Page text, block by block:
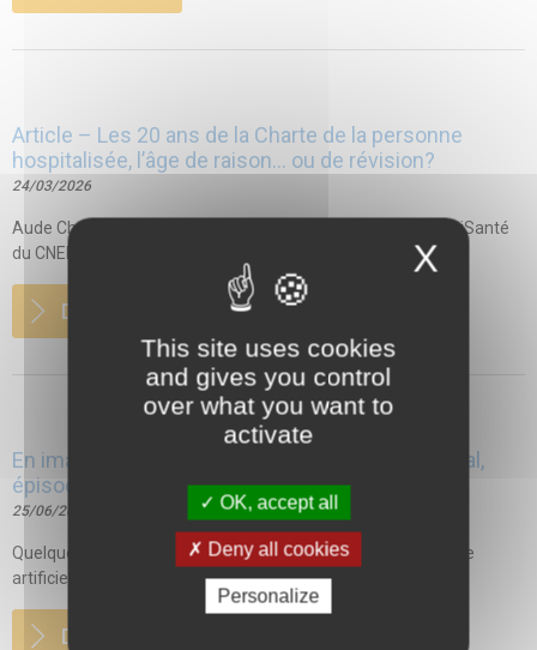
Article – Les 20 ans de la Charte de la personne
hospitalisée, l’âge de raison… ou de révision?
24/03/2026
Aude Charbonnel, juriste, consultante au centre de droit JuriSanté
du CNEH Article paru dans la...
DETAILS
En image – Les enjeux juridiques de l’IA à l’hôpital,
épisode 2
25/06/2026
Quelques réflexions sur les aspects juridiques de l’intelligence
artificielle à l’hôpital. Et pour continuer, les...
DETAILS
X
This site uses cookies
and gives you control
over what you want to
activate
OK, accept all
Deny all cookies
Personalize